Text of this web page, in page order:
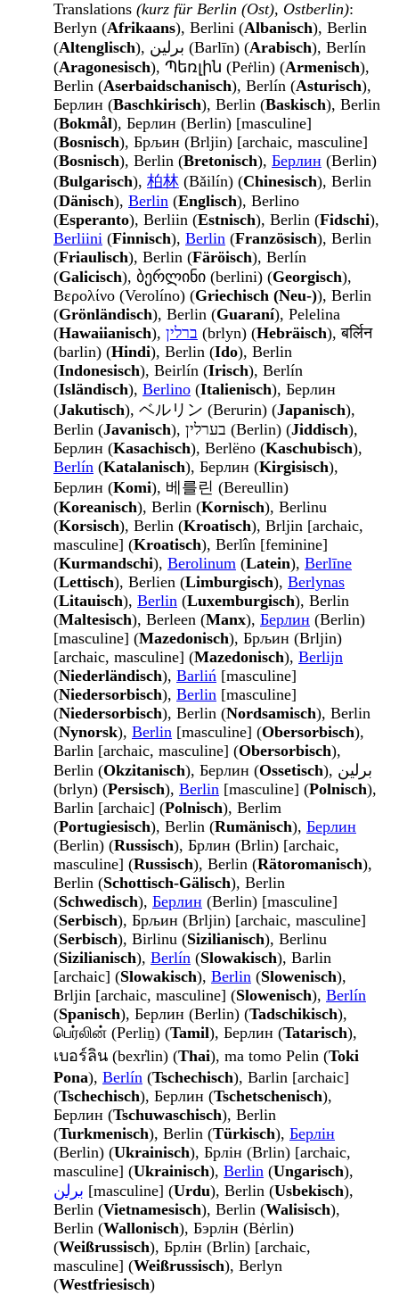
Translations (kurz für Berlin (Ost), Ostberlin):
Berlyn (Afrikaans), Berlini (Albanisch), Berlin
(Altenglisch ), برلين (Barlīn) (Arabisch), Berlín
(Aragonesisch), Պեռլին (Peṙlin) (Armenisch),
Berlin (Aserbaidschanisch), Berlín (Asturisch),
Берлин (Baschkirisch), Berlin (Baskisch), Berlin
(Bokmål), Берлин (Berlin) [masculine]
(Bosnisch), Брљин (Brljin) [archaic, masculine]
(Bosnisch), Berlin (Bretonisch), Берлин (Berlin)
(Bulgarisch), 柏林 (Bǎilín) (Chinesisch), Berlin
(Dänisch), Berlin (Englisch), Berlino
(Esperanto), Berliin (Estnisch), Berlin (Fidschi),
Berliini (Finnisch), Berlin (Französisch), Berlin
(Friaulisch), Berlin (Färöisch), Berlín
(Galicisch), ბერლინი (berlini) (Georgisch),
Βερολίνο (Verolíno) (Griechisch (Neu-)), Berlin
(Grönländisch), Berlin (Guaraní), Pelelina
(Hawaiianisch), ברלין (brlyn) (Hebräisch), बर्लिन
(barlin) (Hindi), Berlin (Ido), Berlin
(Indonesisch), Beirlín (Irisch), Berlín
(Isländisch), Berlino (Italienisch), Берлин
(Jakutisch), ベルリン (Berurin) (Japanisch),
Berlin (Javanisch ), בערלין (Berlin) (Jiddisch),
Берлин (Kasachisch), Berlëno (Kaschubisch),
Berlín (Katalanisch), Берлин (Kirgisisch),
Берлин (Komi), 베를린 (Bereullin)
(Koreanisch), Berlin (Kornisch), Berlinu
(Korsisch), Berlin (Kroatisch), Brljin [archaic,
masculine] (Kroatisch), Berlîn [feminine]
(Kurmandschi), Berolinum (Latein), Berlīne
(Lettisch), Berlien (Limburgisch), Berlynas
(Litauisch), Berlin (Luxemburgisch), Berlin
(Maltesisch), Berleen (Manx), Берлин (Berlin)
[masculine] (Mazedonisch), Брљин (Brljin)
[archaic, masculine] (Mazedonisch), Berlijn
(Niederländisch), Barliń [masculine]
(Niedersorbisch), Berlin [masculine]
(Niedersorbisch), Berlin (Nordsamisch), Berlin
(Nynorsk), Berlin [masculine] (Obersorbisch),
Barlin [archaic, masculine] (Obersorbisch),
Berlin (Okzitanisch), Берлин (Ossetisch), برلین
(brlyn) (Persisch), Berlin [masculine] (Polnisch),
Barlin [archaic] (Polnisch), Berlim
(Portugiesisch), Berlin (Rumänisch), Берлин
(Berlin) (Russisch), Брлин (Brlin) [archaic,
masculine] (Russisch), Berlin (Rätoromanisch),
Berlin (Schottisch-Gälisch), Berlin
(Schwedisch), Берлин (Berlin) [masculine]
(Serbisch), Брљин (Brljin) [archaic, masculine]
(Serbisch), Birlinu (Sizilianisch), Berlinu
(Sizilianisch), Berlín (Slowakisch), Barlin
[archaic] (Slowakisch), Berlin (Slowenisch),
Brljin [archaic, masculine] (Slowenisch), Berlín
(Spanisch), Берлин (Berlin) (Tadschikisch),
பெர்லின் (Perliṉ) (Tamil), Берлин (Tatarisch),
เบอร์ลิน (bexr̒lin) (Thai), ma tomo Pelin (Toki
Pona), Berlín (Tschechisch), Barlin [archaic]
(Tschechisch), Берлин (Tschetschenisch),
Берлин (Tschuwaschisch), Berlin
(Turkmenisch), Berlin (Türkisch), Берлін
(Berlin) (Ukrainisch), Брлін (Brlin) [archaic,
masculine] (Ukrainisch), Berlin (Ungarisch),
برلن [masculine] (Urdu), Berlin (Usbekisch),
Berlin (Vietnamesisch), Berlin (Walisisch),
Berlin (Wallonisch), Бэрлін (Bėrlin)
(Weißrussisch), Брлін (Brlin) [archaic,
masculine] (Weißrussisch), Berlyn
(Westfriesisch)